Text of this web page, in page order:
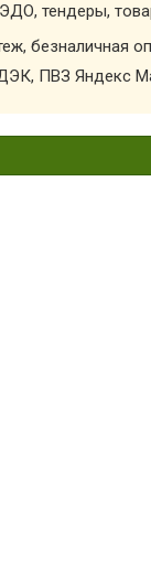
тендеры,
безналичная
ПВЗ Яндекс